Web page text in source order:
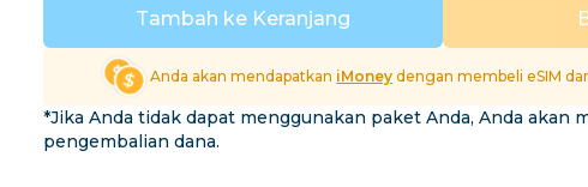
Jelajahi Semua Destinasi
Tambah ke Keranjang
Anda akan mendapatkan iMoney dengan membeli eSIM
*Jika Anda tidak dapat menggunakan paket Anda, Anda akan
pengembalian dana.